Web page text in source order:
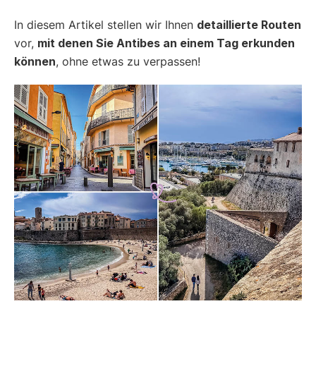
In diesem Artikel stellen wir Ihnen detaillierte Routen
vor, mit denen Sie Antibes an einem Tag erkunden
können, ohne etwas zu verpassen!